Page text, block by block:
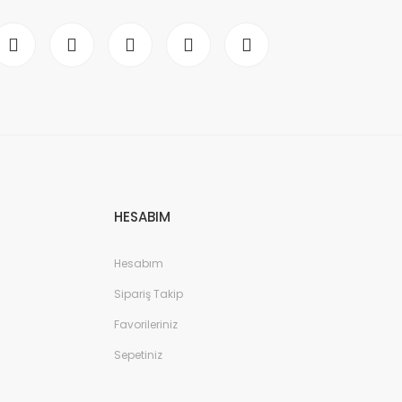
HESABIM
Hesabım
Sipariş Takip
Favorileriniz
Sepetiniz